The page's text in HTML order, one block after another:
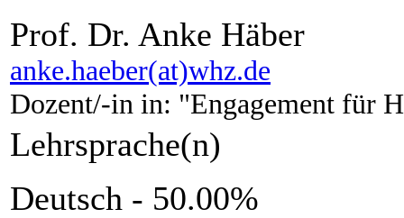
Prof. Dr. Anke Häber
anke.haeber(at)whz.de
Dozent/-in in: "Engagement für
Lehrsprache(n)
Deutsch - 50.00%